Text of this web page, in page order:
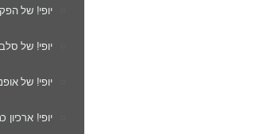
יופי! של
יופי! של
יופי! של
יופי! ארכיון